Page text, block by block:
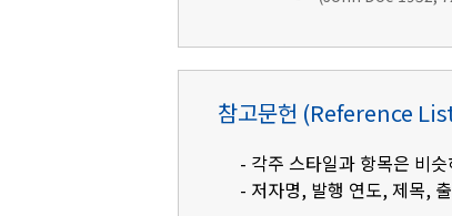
참고문헌 (Reference
- 각주 스타일과 항목은 비
- 저자명, 발행 연도, 제목,